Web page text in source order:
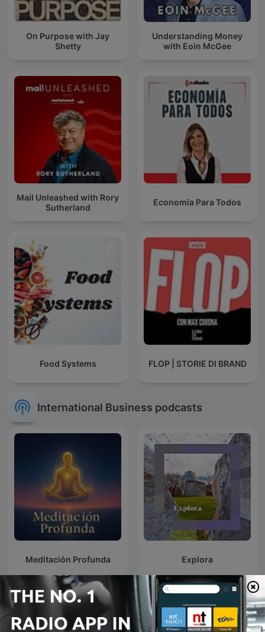
On Purpose with Jay
Shetty
Understanding Money
with Eoin McGee
Mail Unleashed with Rory
Sutherland
Economía Para Todos
Food Systems FLOP | STORIE DI BRAND
International Business podcasts
Meditación Profunda Explora